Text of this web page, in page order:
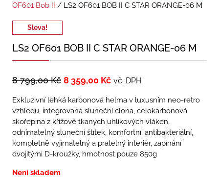
OF601 Bob II
/ LS2 OF601 BOB II C STAR ORANGE-06 M
Sleva!
LS2 OF601 BOB II C STAR ORANGE-06 M
8 799,00Kč 8 359,00 Kč vč. DPH
Exkluzivní lehká karbonová helma v luxusním neo-retro
vzhledu, integrovaná sluneční clona, celokarbonová
skořepina z křížově tkaných uhlíkových vláken,
odnímatelný sluneční štítek, komfortní, antibakteriální,
kompletně vyjímatelný a pratelný interiér, zapínání
dvojitými D-kroužky, hmotnost pouze 850g
Není skladem